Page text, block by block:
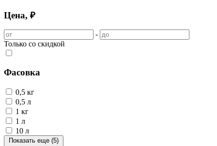
Цена, ₽
-
Только со скидкой
Фасовка
0,5 кг
0,5 л
1 кг
1 л
10 л
Показать еще (5)